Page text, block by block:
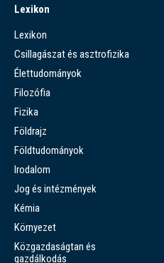
Lexikon
Lexikon
Csillagászat és asztrofizika
Élettudományok
Filozófia
Fizika
Földrajz
Földtudományok
Irodalom
Jog és intézmények
Kémia
Környezet
Közgazdaságtan és
gazdálkodás